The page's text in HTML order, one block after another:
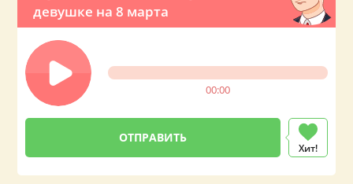
девушке на 8 марта
00:00
Хит!